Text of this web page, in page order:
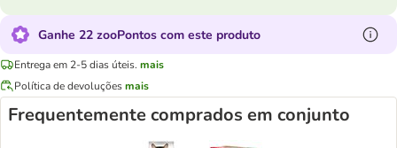
Ganhe 22 zooPontos com este produto
Entrega em 2-5 dias úteis. mais
Política de devoluçõesmais
Frequentemente comprados em conjunto